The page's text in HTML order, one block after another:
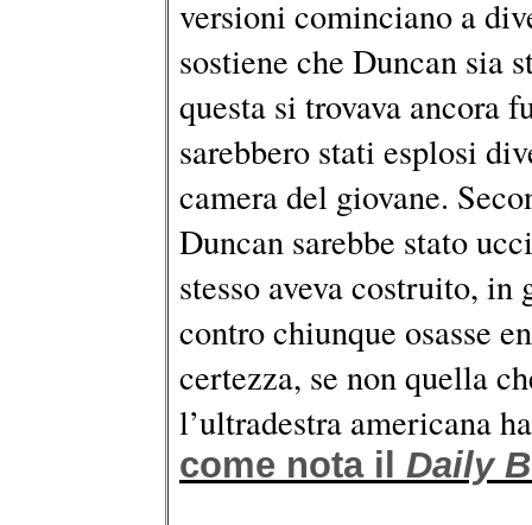
versioni cominciano a
sostiene che Duncan sia
questa si trovava ancora
sarebbero stati esplosi
camera del giovane.
Duncan sarebbe stato
stesso aveva costruito,
contro chiunque osasse
certezza, se non quella
l’ultradestra americana
come nota il Daily